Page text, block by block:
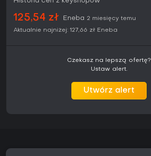
125,54 zł Eneba 2 miesięcy temu
Aktualnie najniżej: 127,66 zł Eneba
Czekasz na lepszą ofertę?
Ustaw alert.
Utwórz alert